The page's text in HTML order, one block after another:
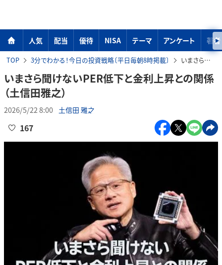
人気 配当 優待 NISA テーマ アンケート 著者
TOP 3分でわかる！今日の投資戦略〔平日毎朝8時掲載〕 いまさら聞けないPER低下と金利上昇との関係（土信田雅之）
いまさら聞けないPER低下と金利上昇との関係
（土信田雅之）
2026/5/22 8:00 土信田 雅之
167